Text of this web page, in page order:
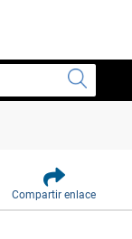
Compartir enlace